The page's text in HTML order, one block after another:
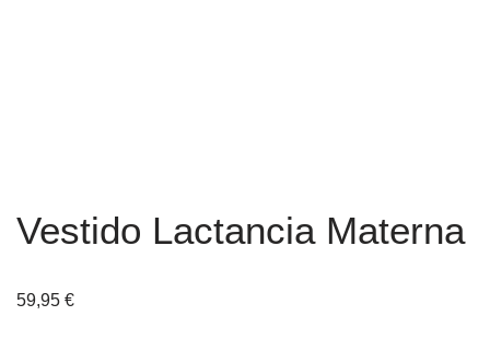
Vestido Lactancia Materna
59,95 €